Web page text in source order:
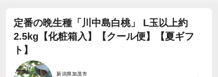
定番の晩生種「川中島白桃」 L玉以上約
2.5kg【化粧箱入】【クール便】【夏ギフ
ト】
新潟県加茂市